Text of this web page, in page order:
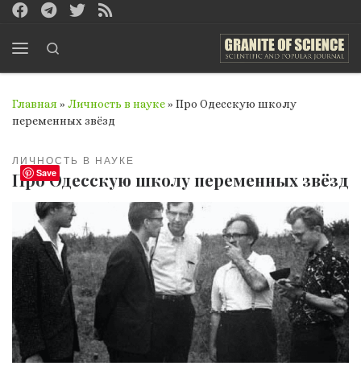
Перейти к содержимому
Главная » Личность в науке» Про Одесскую школу
переменных звёзд
ЛИЧНОСТЬ В НАУКЕ
Про Одесскую школу переменных звёзд
Save